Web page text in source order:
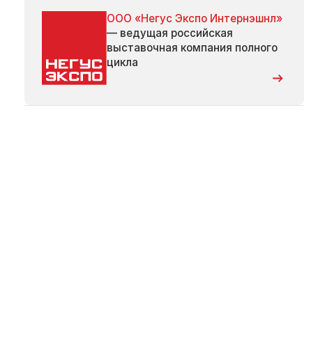
ООО «Негус Экспо Интернэшнл»
— ведущая российская
выставочная компания полного
цикла